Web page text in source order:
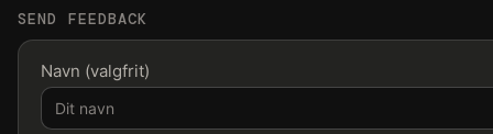
SEND FEEDBACK
Navn (valgfrit)